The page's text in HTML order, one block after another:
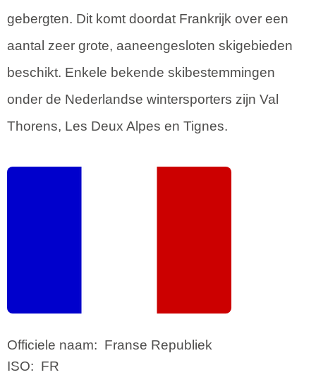
gebergten. Dit komt doordat Frankrijk over een
aantal zeer grote, aaneengesloten skigebieden
beschikt. Enkele bekende skibestemmingen
onder de Nederlandse wintersporters zijn Val
Thorens, Les Deux Alpes en Tignes.
Officiele naam: Franse Republiek
ISO: FR